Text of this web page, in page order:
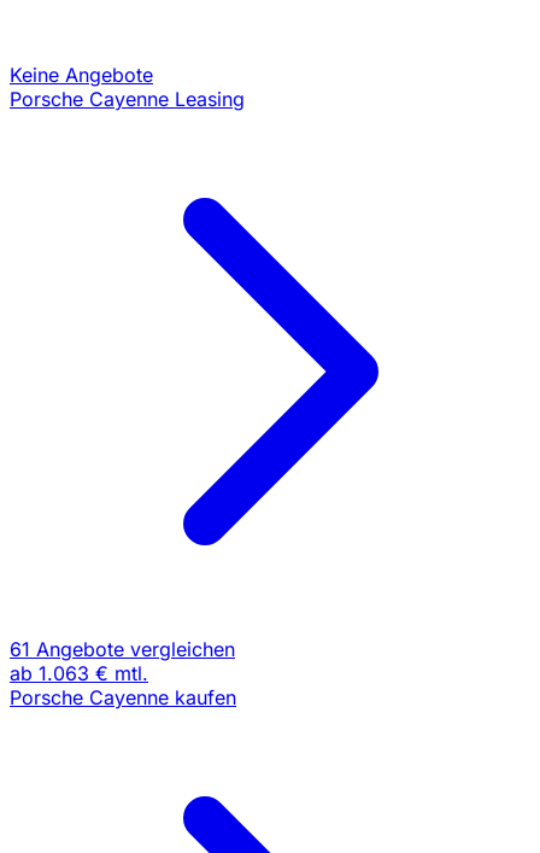
Keine Angebote
Porsche Cayenne Leasing
61 Angebote vergleichen
ab 1.063 € mtl.
Porsche Cayenne kaufen